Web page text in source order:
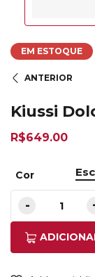
EM ESTOQUE
ANTERIOR
Kiussi
R$649.00
Cor